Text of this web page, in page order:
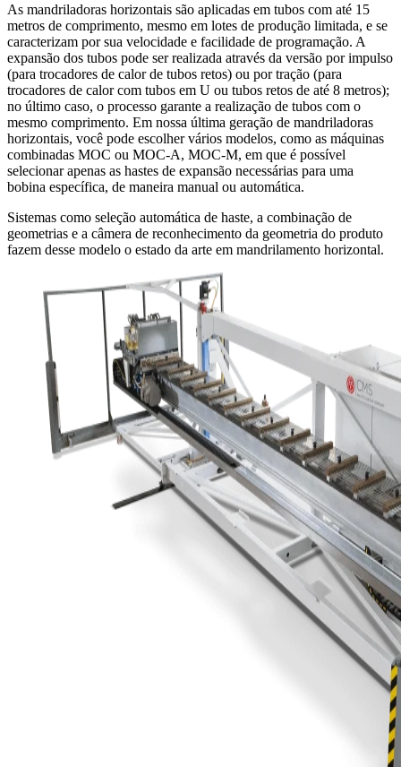
As mandriladoras horizontais são aplicadas em tubos com até 15
metros de comprimento, mesmo em lotes de produção limitada, e se
caracterizam por sua velocidade e facilidade de programação. A
expansão dos tubos pode ser realizada através da versão por impulso
(para trocadores de calor de tubos retos) ou por tração (para
trocadores de calor com tubos em U ou tubos retos de até 8 metros);
no último caso, o processo garante a realização de tubos com o
mesmo comprimento. Em nossa última geração de mandriladoras
horizontais, você pode escolher vários modelos, como as máquinas
combinadas MOC ou MOC-A, MOC-M, em que é possível
selecionar apenas as hastes de expansão necessárias para uma
bobina específica, de maneira manual ou automática.
Sistemas como seleção automática de haste, a combinação de
geometrias e a câmera de reconhecimento da geometria do produto
fazem desse modelo o estado da arte em mandrilamento horizontal.